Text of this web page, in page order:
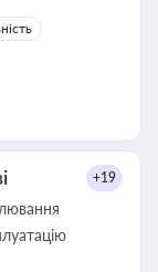
+19